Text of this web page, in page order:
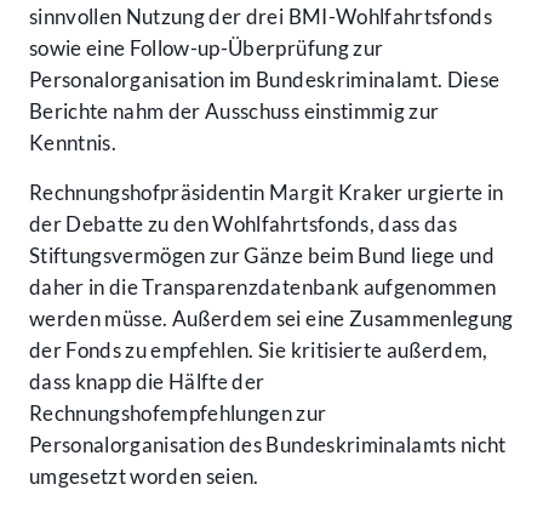
sinnvollen Nutzung der drei BMI-Wohlfahrtsfonds
sowie eine Follow-up-Überprüfung zur
Personalorganisation im Bundeskriminalamt. Diese
Berichte nahm der Ausschuss einstimmig zur
Kenntnis.
Rechnungshofpräsidentin Margit Kraker urgierte in
der Debatte zu den Wohlfahrtsfonds, dass das
Stiftungsvermögen zur Gänze beim Bund liege und
daher in die Transparenzdatenbank aufgenommen
werden müsse. Außerdem sei eine Zusammenlegung
der Fonds zu empfehlen. Sie kritisierte außerdem,
dass knapp die Hälfte der
Rechnungshofempfehlungen zur
Personalorganisation des Bundeskriminalamts nicht
umgesetzt worden seien.